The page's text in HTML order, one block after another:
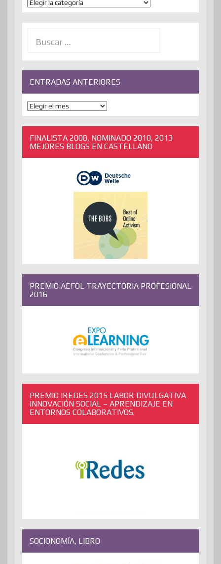
Temas
ENTRADAS ANTERIORES
ENTRADAS
ANTERIORES
FINALISTA 2008, NOMINADO 2010, 2013
MEJORES BLOGS EN CASTELLANO
PREMIO AEFOL TRAYECTORIA PROFESIONAL
2016
PREMIO IREDES 2015 LABOR DIVULGATIVA
INNOVACIÓN SOCIAL – APRENDIZAJE EN
ENTORNOS COLABORATIVOS.
SOCIONOMÍA, LIBRO